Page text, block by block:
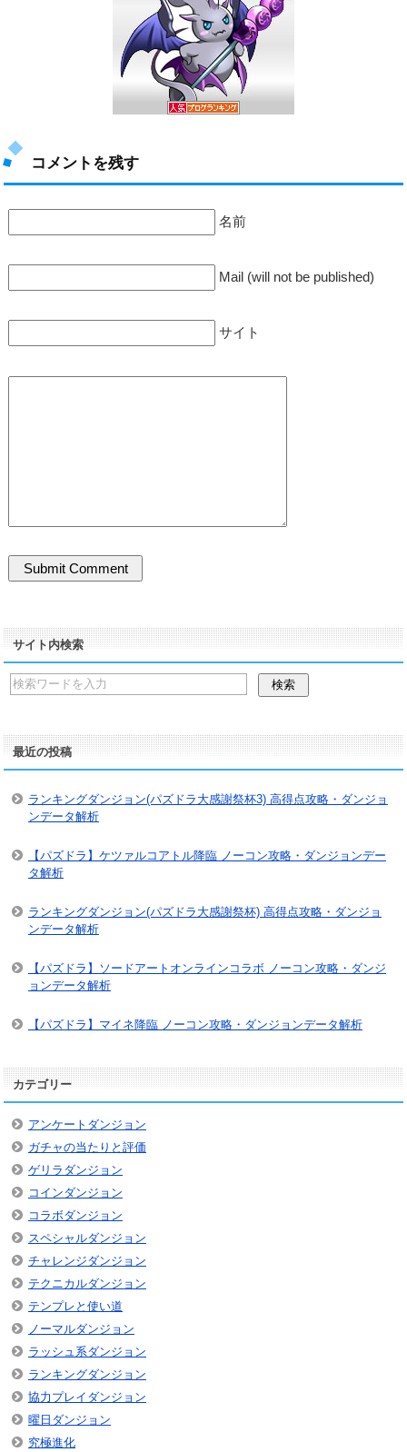
コメントを残す
名前
Mail (will not be published)
サイト
サイト内検索
最近の投稿
ランキングダンジョン(パズドラ大感謝祭杯3) 高得点攻略・ダンジョ
ンデータ解析
【パズドラ】ケツァルコアトル降臨 ノーコン攻略・ダンジョンデー
タ解析
ランキングダンジョン(パズドラ大感謝祭杯) 高得点攻略・ダンジョ
ンデータ解析
【パズドラ】ソードアートオンラインコラボ ノーコン攻略・ダンジ
ョンデータ解析
【パズドラ】マイネ降臨 ノーコン攻略・ダンジョンデータ解析
カテゴリー
アンケートダンジョン
ガチャの当たりと評価
ゲリラダンジョン
コインダンジョン
コラボダンジョン
スペシャルダンジョン
チャレンジダンジョン
テクニカルダンジョン
テンプレと使い道
ノーマルダンジョン
ラッシュ系ダンジョン
ランキングダンジョン
協力プレイダンジョン
曜日ダンジョン
究極進化